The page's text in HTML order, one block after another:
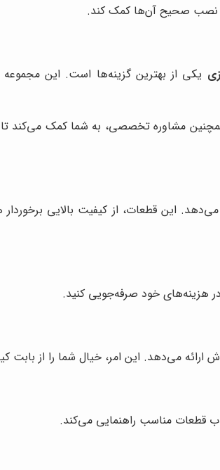
نصب صحیح آن‌ها کمک کند.
یکی از بهترین گزینه‌ها است. این
مشاوره تخصصی، به شما کمک می‌کند تا
می‌دهد. این قطعات، از کیفیت بالایی
هزینه‌های خود صرفه‌جویی کنید.
ارائه می‌دهد. این امر، خیال شما را از
قطعات مناسب راهنمایی می‌کند.